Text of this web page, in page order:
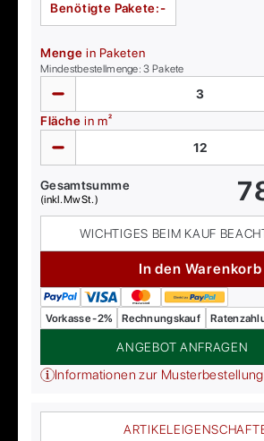
Benötigte Pakete:-
Menge in Paketen
Mindestbestellmenge:3 Pakete
Fläche in m²
Gesamtsumme
(inkl. MwSt.)
WICHTIGES BEIM KAUF
In den Warenkorb
Vorkasse -2% Rechnungskauf
ANGEBOT ANFRAGEN
Informationen zur Musterbestellung